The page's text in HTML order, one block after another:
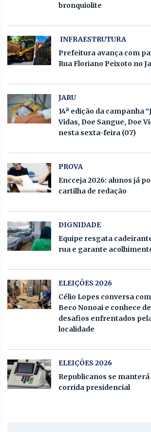
bronquiolite
INFRAESTRUTURA
Prefeitura avança com
Rua Floriano Peixoto no
JARU
14ª edição da campanha
Vidas, Doe Sangue, Doe
nesta sexta-feira (07)
PROVA
Encceja 2026: alunos já
cartilha de redação
DIGNIDADE
Equipe resgata
rua e garante
ELEIÇÕES 2026
Célio Lopes conversa
Beco Nonoai e conhece
desafios enfrentados
localidade
ELEIÇÕES 2026
Republicanos se
corrida presidencial